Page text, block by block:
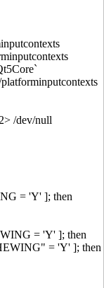
/dev/null
= 'Y' ]; then
= 'Y' ]; then
= 'Y' ]; then